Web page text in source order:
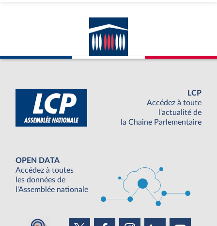
LCP
Accédez à toute
l'actualité de
la Chaine Parlementaire
OPEN DATA
Accédez à toutes
les données de
l'Assemblée nationale